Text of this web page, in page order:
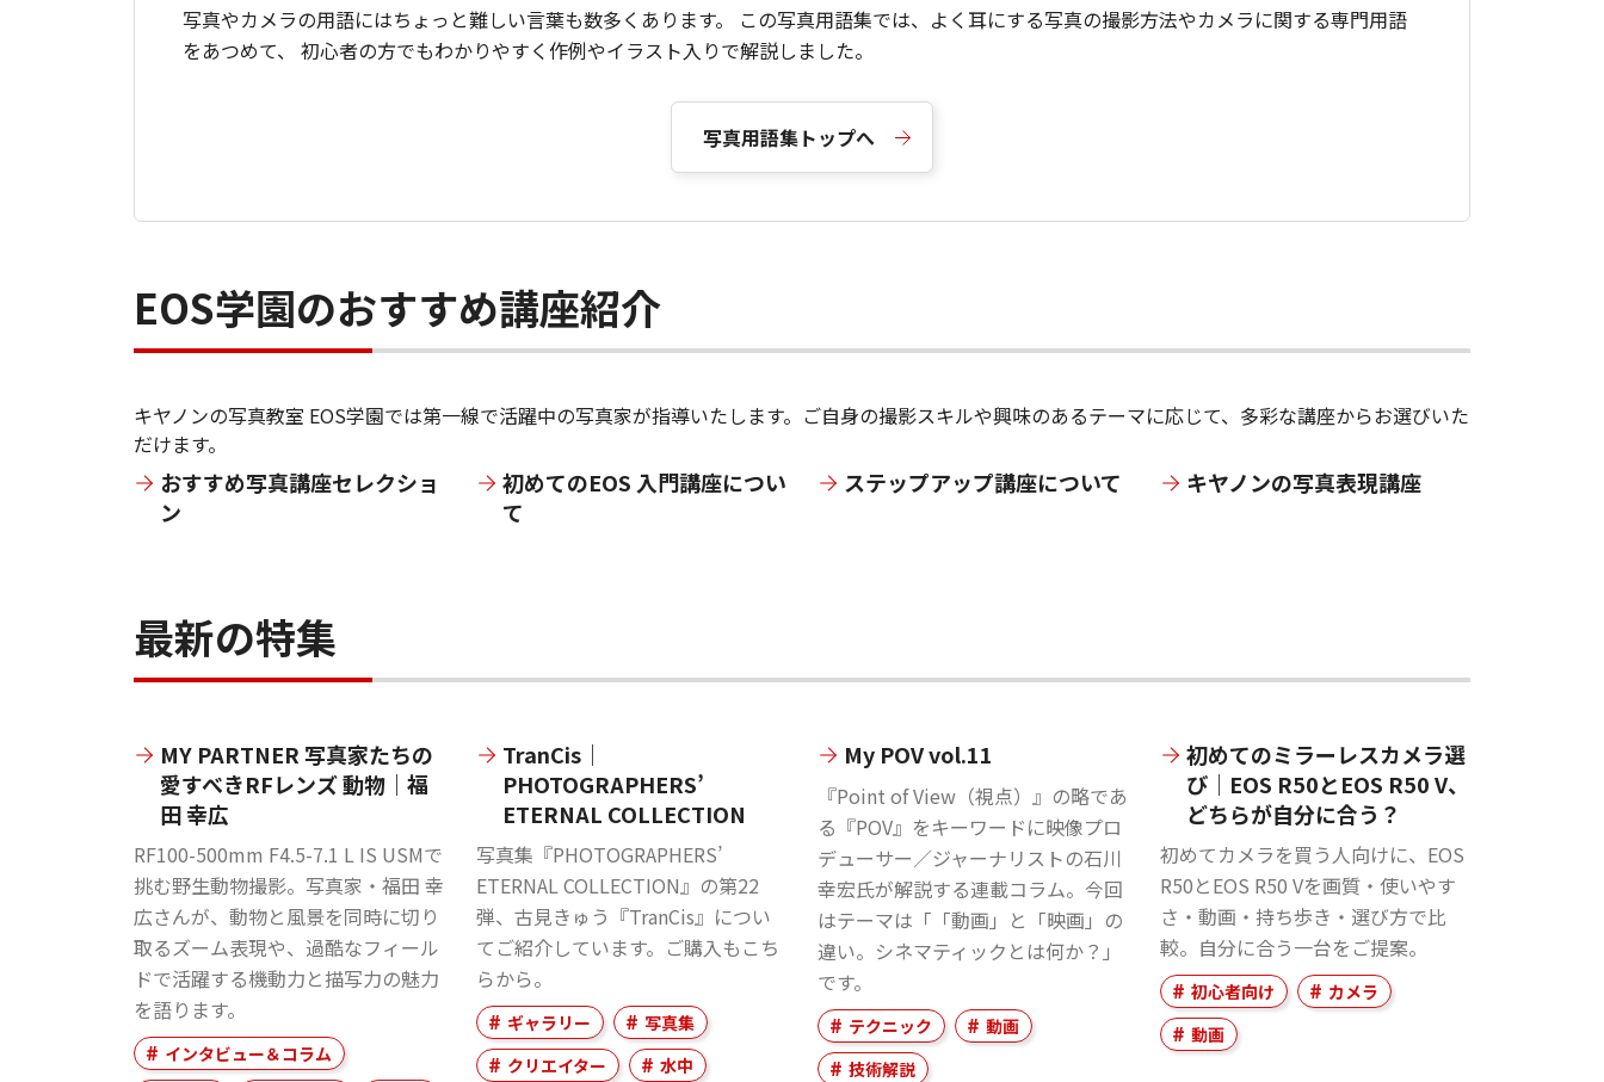
写真やカメラの用語にはちょっと難しい言葉も数多くあります。 この写真用語集では、よく耳にする写真の撮影方法やカメラに関する専門用語
をあつめて、 初心者の方でもわかりやすく作例やイラスト入りで解説しました。
写真用語集トップへ
EOS学園のおすすめ講座紹介
キヤノンの写真教室 EOS学園では第一線で活躍中の写真家が指導いたします。ご自身の撮影スキルや興味のあるテーマに応じて、多彩な講座からお選びいた
だけます。
おすすめ写真講座セレクショ
ン
初めてのEOS 入門講座につい
て
ステップアップ講座について キヤノンの写真表現講座
最新の特集
MY PARTNER 写真家たちの
愛すべきRFレンズ 動物｜福
田 幸広
RF100-500mm F4.5-7.1 L IS USMで
挑む野生動物撮影。写真家・福田 幸
広さんが、動物と風景を同時に切り
取るズーム表現や、過酷なフィール
ドで活躍する機動力と描写力の魅力
を語ります。
インタビュー＆コラム
TranCis｜
PHOTOGRAPHERS’
ETERNAL COLLECTION
写真集『PHOTOGRAPHERS’
ETERNAL COLLECTION』の第22
弾、古見きゅう『TranCis』につい
てご紹介しています。ご購入もこち
らから。
ギャラリー
写真集
クリエイター
水中
My POV vol.11
『Point of View（視点）』の略であ
る『POV』をキーワードに映像プロ
デューサー／ジャーナリストの石川
幸宏氏が解説する連載コラム。今回
はテーマは「「動画」と「映画」の
違い。シネマティックとは何か？」
です。
テクニック
動画
技術解説
初めてのミラーレスカメラ選
び｜EOS R50とEOS R50 V、
どちらが自分に合う？
初めてカメラを買う人向けに、EOS
R50とEOS R50 Vを画質・使いやす
さ・動画・持ち歩き・選び方で比
較。自分に合う一台をご提案。
初心者向け
カメラ
動画